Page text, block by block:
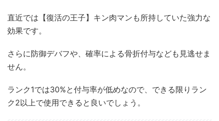
直近では【復活の王子】キン肉マンも所持していた強力な
効果です。
さらに防御デバフや、確率による骨折付与なども見逃せま
せん。
ランク1では30%と付与率が低めなので、できる限りラン
ク2以上で使用できると良いでしょう。